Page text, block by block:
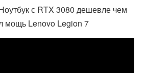
с RTX 3080 дешевле чем
мощь Lenovo Legion 7